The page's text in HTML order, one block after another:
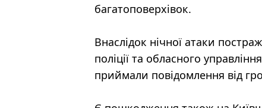
багатоповерхівок.
Внаслідок нічної атаки
поліції та обласного
приймали повідомлення від